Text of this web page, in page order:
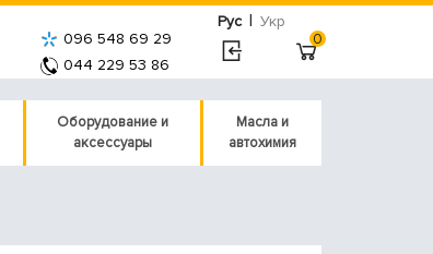
Рус | Укр
096 548 69 29
044 229 53 86
0
Оборудование и
аксессуары
Масла и
автохимия